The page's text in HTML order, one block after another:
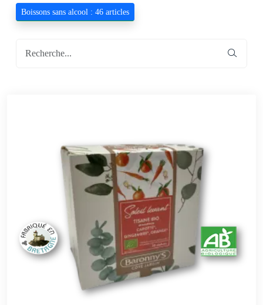
Boissons sans alcool : 46 articles